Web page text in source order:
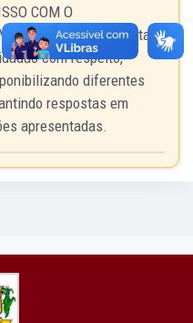
COM O
de Pedra Preta
com respeito,
diferentes
respostas em
apresentadas.